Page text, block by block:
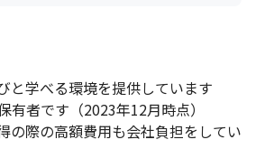
と学べる環境を提供しています
有者です（2023年12月時点）
の際の高額費用も会社負担をしてい